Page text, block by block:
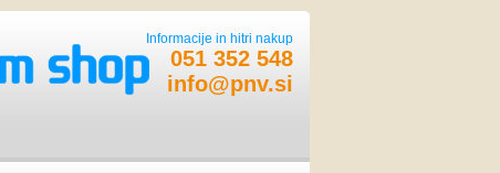
Informacije in hitri nakup
051 352 548
info@pnv.si